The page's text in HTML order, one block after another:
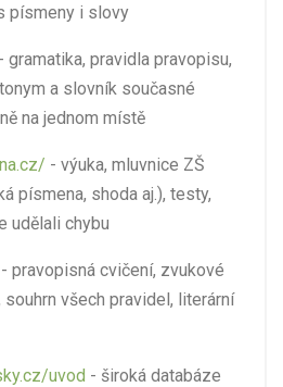
písmeny i slovy
- gramatika, pravidla pravopisu,
a slovník současné
na jednom místě
- výuka, mluvnice ZŠ
písmena, shoda aj.), testy,
udělali chybu
- pravopisná cvičení, zvukové
všech pravidel, literární
uvod - široká databáze